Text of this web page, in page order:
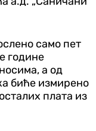
само пет
године
а од
биће измирено
плата из